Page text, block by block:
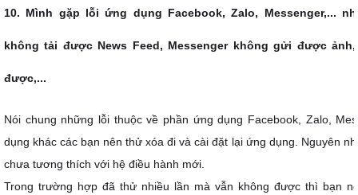
10. Mình gặp lỗi ứng dụng Facebook, Zalo, Messenger,...
không tải được News Feed, Messenger không gửi được
được,...
Nói chung những lỗi thuộc về phần ứng dụng Facebook, Zalo,
dụng khác các bạn nên thử xóa đi và cài đặt lại ứng dụng. Nguyên
chưa tương thích với hệ điều hành mới.
Trong trường hợp đã thử nhiều lần mà vẫn không được thì bạn